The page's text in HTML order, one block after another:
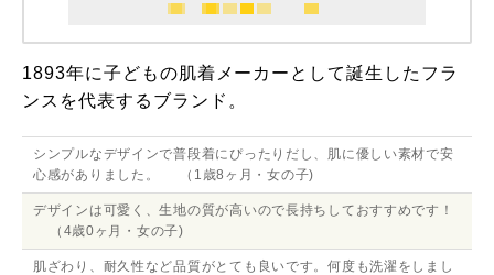
1893年に子どもの肌着メーカーとして誕生したフラ
ンスを代表するブランド。
シンプルなデザインで普段着にぴったりだし、肌に優しい素材で安
心感がありました。 （1歳8ヶ月・女の子)
デザインは可愛く、生地の質が高いので長持ちしておすすめです！
（4歳0ヶ月・女の子)
肌ざわり、耐久性など品質がとても良いです。何度も洗濯をしまし